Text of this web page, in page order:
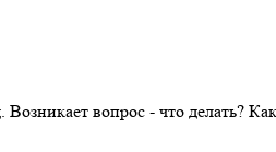
вопрос - что делать?